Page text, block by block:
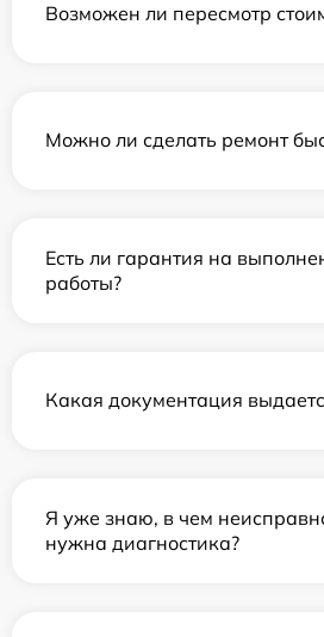
Возможен ли пересмотр
Можно ли сделать ремонт
Есть ли гарантия на
работы?
Какая документация
Я уже знаю, в чем
нужна диагностика?